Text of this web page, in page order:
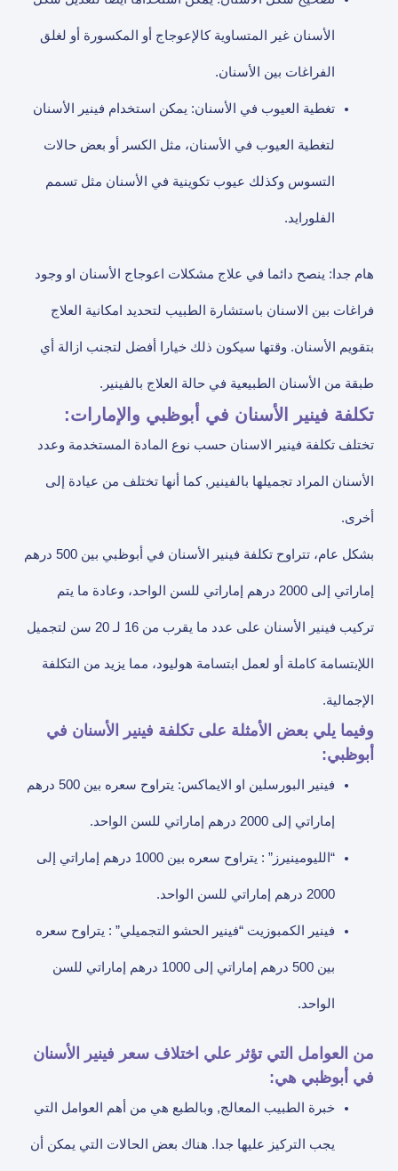
الأسنان غير المتساوية كالإعوجاج أو المكسورة أو لغلق
الفراغات بين الأسنان.
تغطية العيوب في الأسنان: يمكن استخدام فينير الأسنان
لتغطية العيوب في الأسنان، مثل الكسر أو بعض حالات
التسوس وكذلك عيوب تكوينية في الأسنان مثل تسمم
الفلورايد.
هام جدا: ينصح دائما في علاج مشكلات اعوجاج الأسنان او وجود
فراغات بين الاسنان باستشارة الطبيب لتحديد امكانية العلاج
بتقويم الأسنان. وقتها سيكون ذلك خيارا أفضل لتجنب ازالة أي
طبقة من الأسنان الطبيعية في حالة العلاج بالفينير.
تكلفة فينير الأسنان في أبوظبي والإمارات:
تختلف تكلفة فينير الاسنان حسب نوع المادة المستخدمة وعدد
الأسنان المراد تجميلها بالفينير, كما أنها تختلف من عيادة إلى
أخرى.
بشكل عام، تتراوح تكلفة فينير الأسنان في أبوظبي بين 500 درهم
إماراتي إلى 2000 درهم إماراتي للسن الواحد، وعادة ما يتم
تركيب فينير الأسنان على عدد ما يقرب من 16 لـ 20 سن لتجميل
اللإبتسامة كاملة أو لعمل ابتسامة هوليود، مما يزيد من التكلفة
الإجمالية.
وفيما يلي بعض الأمثلة على تكلفة فينير الأسنان في
أبوظبي:
فينير البورسلين او الايماكس: يتراوح سعره بين 500 درهم
إماراتي إلى 2000 درهم إماراتي للسن الواحد.
“الليومينيرز” : يتراوح سعره بين 1000 درهم إماراتي إلى
2000 درهم إماراتي للسن الواحد.
فينير الكمبوزيت “فينير الحشو التجميلي” : يتراوح سعره
بين 500 درهم إماراتي إلى 1000 درهم إماراتي للسن
الواحد.
من العوامل التي تؤثر علي اختلاف سعر فينير الأسنان
في أبوظبي هي:
خبرة الطبيب المعالج, وبالطبع هي من أهم العوامل التي
يجب التركيز عليها جدا. هناك بعض الحالات التي يمكن أن